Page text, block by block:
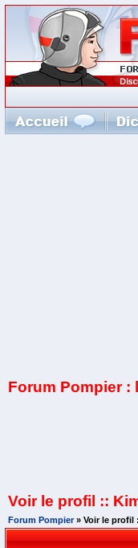
Forum Pompier :
Voir le profil ::
Forum Pompier» Voir le profil